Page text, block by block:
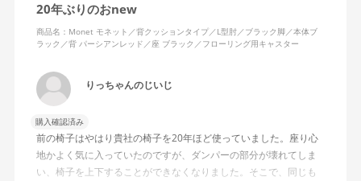
20年ぶりのおnew
商品名：Monet モネット／背クッションタイプ／L型肘／ブラック脚／本体ブ
ラック／背 パーシアンレッド／座 ブラック／フローリング用キャスター
りっちゃんのじいじ
購入確認済み
前の椅子はやはり貴社の椅子を20年ほど使っていました。座り心
地かよく気に入っていたのですが、ダンパーの部分が壊れてしま
い、椅子を上下することができなくなりました。そこで、同じも